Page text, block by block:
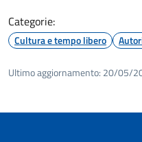
Categorie:
Cultura e tempo libero
Ultimo aggiornamento: 20/05/